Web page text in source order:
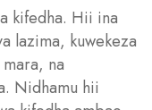
kifedha. Hii ina
lazima, kuwekeza
na
Nidhamu hii